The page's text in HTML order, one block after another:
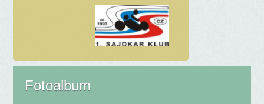
Fotoalbum